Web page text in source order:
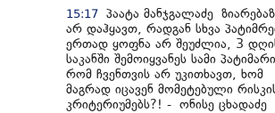
15:17 პაატა მანჯგალაძე
არ დაჰყავთ, რადგან სხვა
ერთად ყოფნა არ შეუძლია, 3
საკანში შემოიყვანეს სამი
რომ ჩვენთვის არ უკითხავთ, ხომ
მაგრად იცავენ მომეტებული
კრიტერიუმებს?! - ონისე ცხადაძე